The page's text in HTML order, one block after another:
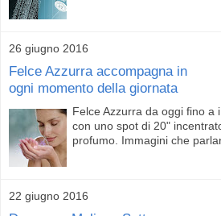
26 giugno 2016
Felce Azzurra accompagna in
ogni momento della giornata
Felce Azzurra da oggi fino a
con uno spot di 20"
profumo. Immagini che
22 giugno 2016